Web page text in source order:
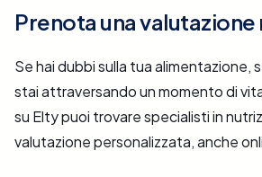
Prenota una
Se hai dubbi sulla tua alimentazione,
stai attraversando un momento di
su Elty puoi trovare specialisti in
valutazione personalizzata, anche